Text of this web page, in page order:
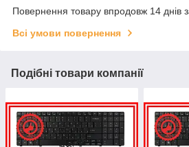
Повернення товару впродовж 14 днів
Всі умови повернення
Подібні товари компанії